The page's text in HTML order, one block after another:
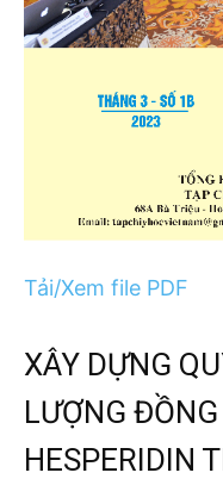
Tải/Xem file PDF
XÂY DỰNG
LƯỢNG
HESPERIDIN